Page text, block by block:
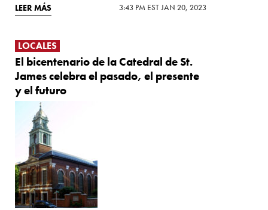
LEER MÁS 3:43 PM EST JAN 20, 2023
LOCALES
El bicentenario de la Catedral de St.
James celebra el pasado, el presente
y el futuro